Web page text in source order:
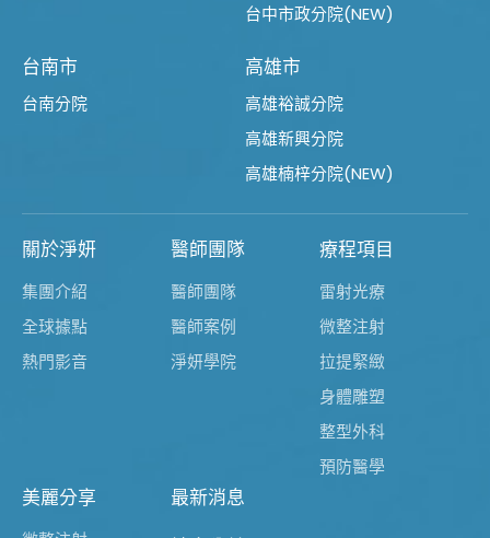
台中市政分院(NEW)
台南市
台南分院
高雄市
高雄裕誠分院
高雄新興分院
高雄楠梓分院(NEW)
關於淨妍
集團介紹
全球據點
熱門影音
醫師團隊
醫師團隊
醫師案例
淨妍學院
療程項目
雷射光療
微整注射
拉提緊緻
身體雕塑
整型外科
預防醫學
美麗分享
最新消息